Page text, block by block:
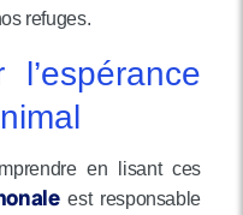
refuges.
en lisant ces
est responsable